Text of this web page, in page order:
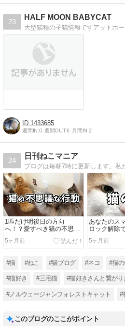
23
HALF MOON BABYCAT
大型猫種の子猫情報ですアットホ
1433685
週間IN:0 週間OUT:6 月間IN:2
24
日刊ねこマニア
1匹だけ明後日の方向
へ！？愛すべき猫の不思議
な行動と、その裏に隠され
た秘密
5ヶ月前
あなたのス
ロック解除
猫の「鼻紋
隠された驚
5ヶ月前
#猫 #ねこ #猫ブログ #ネコ #猫
#猫好き #三毛猫 #猫好きさんと繋がり
#ノルウェージャンフォレストキャット #
このブログのここがポイント